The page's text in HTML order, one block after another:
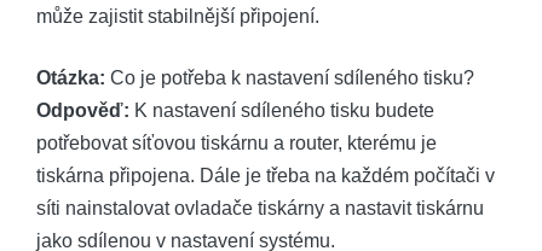
může zajistit stabilnější připojení.
Otázka: Co je potřeba k nastavení sdíleného tisku?
Odpověď: K nastavení sdíleného tisku budete
potřebovat síťovou tiskárnu a router, kterému je
tiskárna připojena. Dále je třeba na každém počítači v
síti nainstalovat ovladače tiskárny a nastavit tiskárnu
jako sdílenou v nastavení systému.